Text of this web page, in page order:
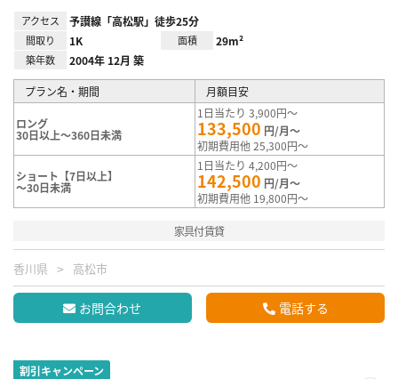
アクセス 予讃線「高松駅」徒歩25分
間取り 1K 面積 29m²
築年数 2004年 12月 築
プラン名・期間 月額目安
ロング
30日以上～360日未満
1日当たり 3,900円～
133,500 円/月～
初期費用他 25,300円～
ショート【7日以上】
～30日未満
1日当たり 4,200円～
142,500 円/月～
初期費用他 19,800円～
家具付賃貸
香川県 高松市
お問合わせ 電話する
割引キャンペーン